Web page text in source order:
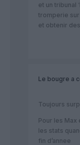
et un tribunal
tromperie sur
et obtenir
Le bougre a
Toujours
Pour les Max
les stats
fin d’annee